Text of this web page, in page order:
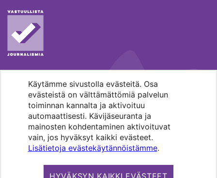
Käytämme sivustolla evästeitä. Osa
evästeistä on välttämättömiä palvelun
toiminnan kannalta ja aktivoituu
automaattisesti. Kävijäseuranta ja
mainosten kohdentaminen aktivoituvat
vain, jos hyväksyt kaikki evästeet.
Lisätietoja evästekäytännöistämme.
HYVÄKSYN KAIKKI EVÄSTEET
MENOHAKU
Pääkaupunkiseudun evankelis-
luterilaisten seurakuntien media.